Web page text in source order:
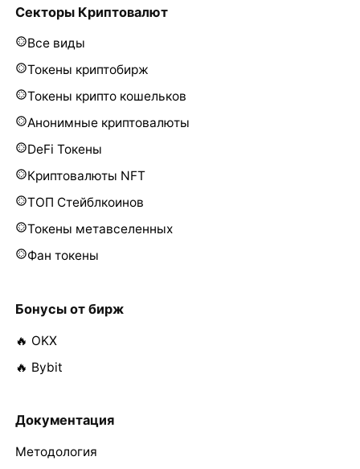
Секторы Криптовалют
Все виды
Токены криптобирж
Токены крипто кошельков
Анонимные криптовалюты
DeFi Токены
Криптовалюты NFT
ТОП Стейблкоинов
Токены метавселенных
Фан токены
Бонусы от бирж
🔥 OKX
🔥 Bybit
Документация
Методология